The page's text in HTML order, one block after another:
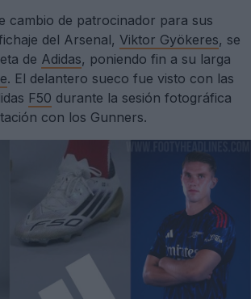
cambio de patrocinador para sus
del Arsenal, Viktor Gyökeres, se
de Adidas, poniendo fin a su larga
. El delantero sueco fue visto con las
F50 durante la sesión fotográfica
con los Gunners.